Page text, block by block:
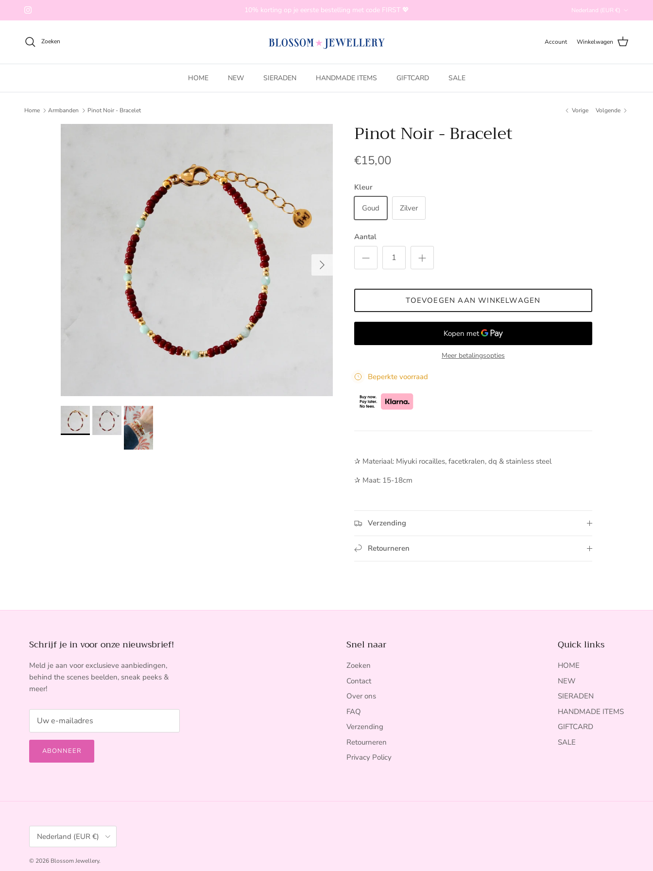
Ga naar inhoud
Instagram 10% korting op je eerste bestelling met code FIRST 💖 Nederland (EUR €)
Zoeken Account Winkelwagen
HOME NEW SIERADEN HANDMADE ITEMS GIFTCARD SALE
Home Armbanden Pinot Noir - Bracelet Vorige Volgende
Volgende
Pinot Noir - Bracelet
€15,00
Kleur
Goud Zilver
Aantal
TOEVOEGEN AAN WINKELWAGEN
Meer betalingsopties
Beperkte voorraad
✰ Materiaal: Miyuki rocailles, facetkralen, dq & stainless steel
✰ Maat: 15-18cm
Verzending
Retourneren
Schrijf je in voor onze nieuwsbrief!
Meld je aan voor exclusieve aanbiedingen,
behind the scenes beelden, sneak peeks &
meer!
ABONNEER
Snel naar
Zoeken
Contact
Over ons
FAQ
Verzending
Retourneren
Privacy Policy
Quick links
HOME
NEW
SIERADEN
HANDMADE ITEMS
GIFTCARD
SALE
Land/Regio
Nederland (EUR €)
© 2026 Blossom Jewellery.